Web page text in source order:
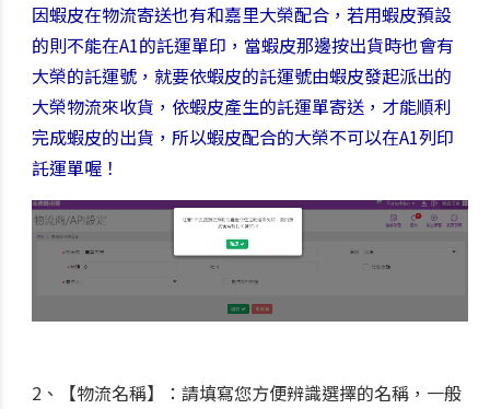
因蝦皮在物流寄送也有和嘉里大榮配合，若用蝦皮預設
的則不能在A1的託運單印，當蝦皮那邊按出貨時也會有
大榮的託運號，就要依蝦皮的託運號由蝦皮發起派出的
大榮物流來收貨，依蝦皮產生的託運單寄送，才能順利
完成蝦皮的出貨，所以蝦皮配合的大榮不可以在A1列印
託運單喔！
2、【物流名稱】：請填寫您方便辨識選擇的名稱，一般